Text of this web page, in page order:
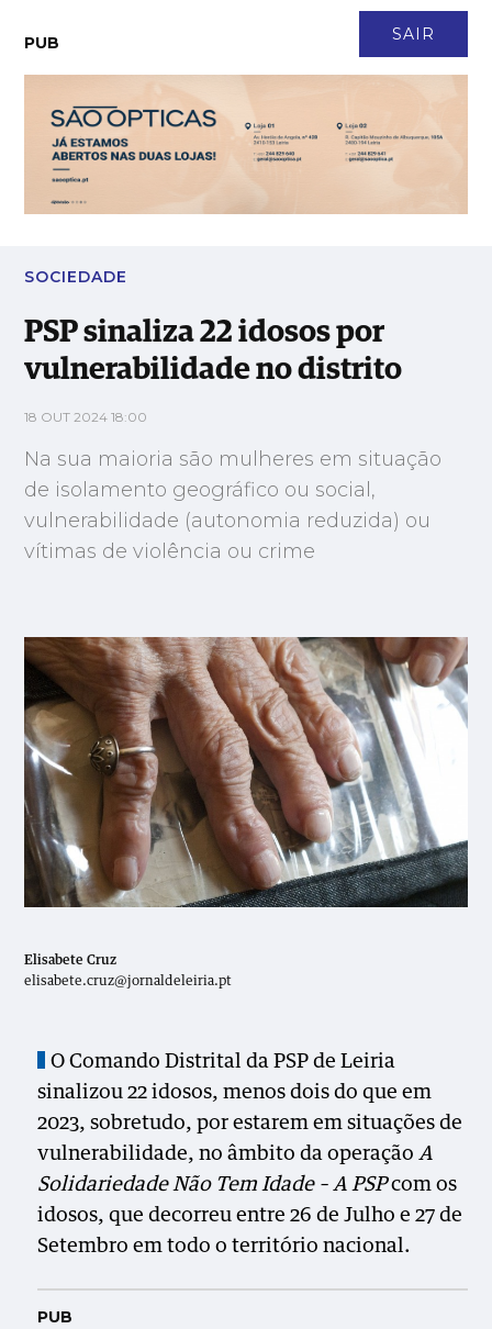
SAIR
PUB
PSP sinaliza 22 idosos por vulnerabilidade no distrito
SOCIEDADE
PSP sinaliza 22 idosos por
vulnerabilidade no distrito
18 OUT 2024 18:00
Na sua maioria são mulheres em situação
de isolamento geográfico ou social,
vulnerabilidade (autonomia reduzida) ou
vítimas de violência ou crime
Elisabete Cruz
elisabete.cruz@jornaldeleiria.pt
O Comando Distrital da PSP de Leiria
sinalizou 22 idosos, menos dois do que em
2023, sobretudo, por estarem em situações de
vulnerabilidade, no âmbito da operaçãoA
Solidariedade Não Tem Idade – A PSPcom os
idosos, que decorreu entre 26 de Julho e 27 de
Setembro em todo o território nacional.
PUB